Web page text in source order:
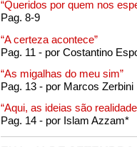
“Queridos por quem nos
Pag. 8-9
“A certeza acontece”
Pag. 11 - por Costantino
“As migalhas do meu sim”
Pag. 13 - por Marcos Zerbini
“Aqui, as ideias são
Pag. 14 - por Islam Azzam*